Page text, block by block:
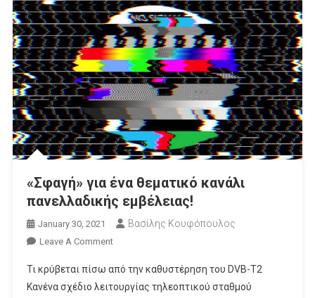
«Σφαγή» για ένα θεματικό κανάλι
πανελλαδικής εμβέλειας!
January 30, 2021 Βασίλης Κουφόπουλος
Leave A CommentOn
Για
Ένα
Τι κρύβεται πίσω από την καθυστέρηση του DVB-T2
Κανένα σχέδιο λειτουργίας τηλεοπτικού σταθμού